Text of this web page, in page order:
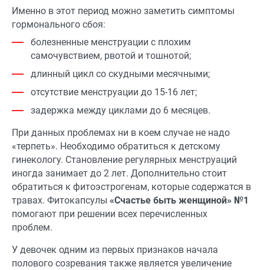
Именно в этот период можно заметить симптомы
гормонального сбоя:
болезненные менструации с плохим
самочувствием, рвотой и тошнотой;
длинный цикл со скудными месячными;
отсутствие менструации до 15-16 лет;
задержка между циклами до 6 месяцев.
При данных проблемах ни в коем случае не надо
«терпеть». Необходимо обратиться к детскому
гинекологу. Становление регулярных менструаций
иногда занимает до 2 лет. Дополнительно стоит
обратиться к фитоэстрогенам, которые содержатся в
травах. Фитокапсулы «Счастье быть женщиной» №1
помогают при решении всех перечисленных
проблем.
У девочек одним из первых признаков начала
полового созревания также является увеличение